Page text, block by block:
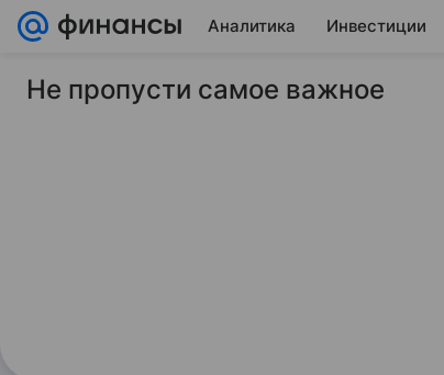
Аналитика Инвестиции
11 июля 2025 Финансы Mail
США стали
треть больше
Соединенные Штаты в мае
Не пропусти самое важное